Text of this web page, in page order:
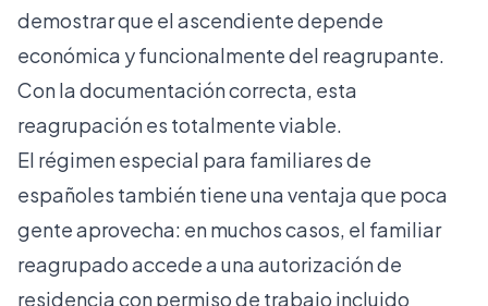
demostrar que el ascendiente depende
económica y funcionalmente del reagrupante.
Con la documentación correcta, esta
reagrupación es totalmente viable.
El régimen especial para familiares de
españoles también tiene una ventaja que poca
gente aprovecha: en muchos casos, el familiar
reagrupado accede a una autorización de
residencia con permiso de trabajo incluido